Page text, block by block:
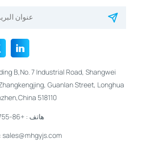
B,No. 7 Industrial Road, Shangwei
Guanlan Street, Longhua
518110
هاتف : +86-0755 26554636
بريد إلكتروني : sales@mhgyjs.com